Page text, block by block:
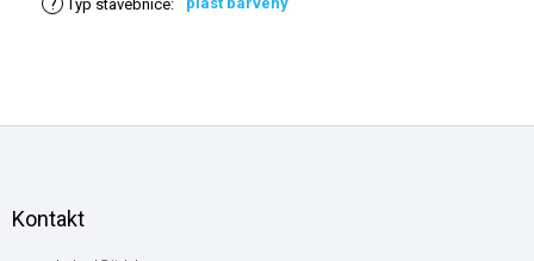
Typ stavebnice:
Kontakt